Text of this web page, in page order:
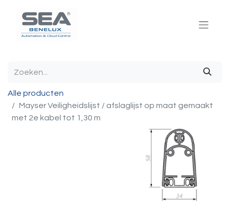
Alle producten
Mayser Veiligheidslijst / afslaglijst op maat gemaakt
met 2e kabel tot 1,30 m